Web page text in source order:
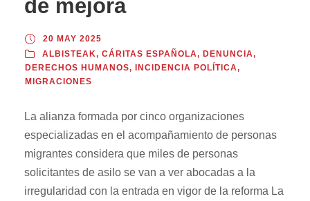
de mejora
20 MAY 2025
ALBISTEAK, CÁRITAS ESPAÑOLA, DENUNCIA,
DERECHOS HUMANOS, INCIDENCIA POLÍTICA,
MIGRACIONES
La alianza formada por cinco organizaciones
especializadas en el acompañamiento de personas
migrantes considera que miles de personas
solicitantes de asilo se van a ver abocadas a la
irregularidad con la entrada en vigor de la reforma La